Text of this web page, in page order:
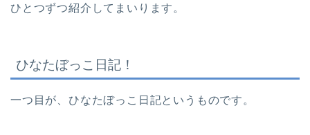
ひとつずつ紹介してまいります。
ひなたぼっこ日記！
一つ目が、ひなたぼっこ日記というものです。